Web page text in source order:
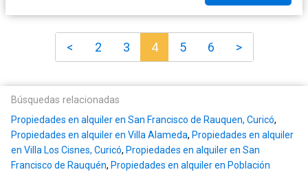
< 2 3 4 5 6 >
Búsquedas relacionadas
Propiedades en alquiler en San Francisco de Rauquen, Curicó,
Propiedades en alquiler en Villa Alameda, Propiedades en alquiler
en Villa Los Cisnes, Curicó, Propiedades en alquiler en San
Francisco de Rauquén, Propiedades en alquiler en Población